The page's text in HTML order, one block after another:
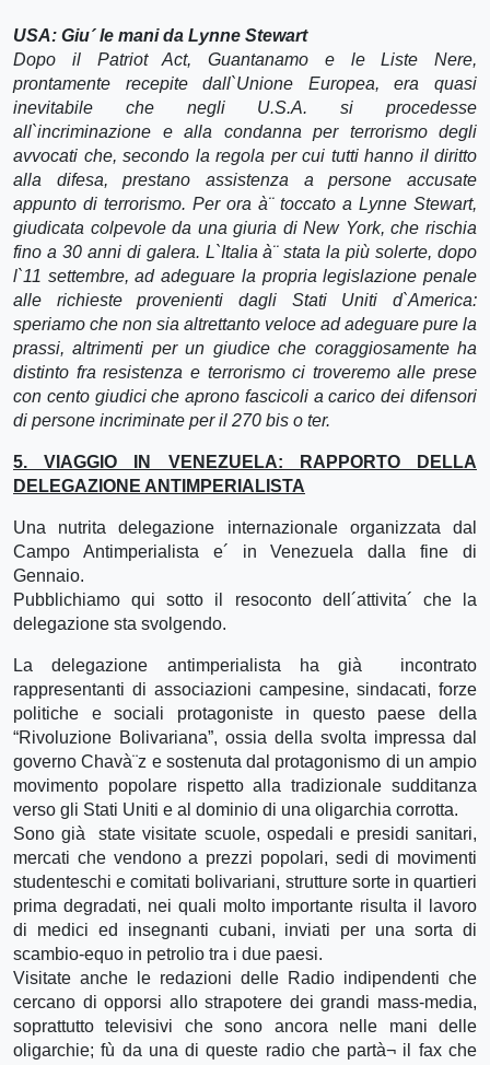
USA: Giu´ le mani da Lynne Stewart
Dopo il Patriot Act, Guantanamo e le Liste Nere,
prontamente recepite dall`Unione Europea, era quasi
inevitabile che negli U.S.A. si procedesse
all`incriminazione e alla condanna per terrorismo degli
avvocati che, secondo la regola per cui tutti hanno il diritto
alla difesa, prestano assistenza a persone accusate
appunto di terrorismo. Per ora à¨ toccato a Lynne Stewart,
giudicata colpevole da una giuria di New York, che rischia
fino a 30 anni di galera. L`Italia à¨ stata la più solerte, dopo
l`11 settembre, ad adeguare la propria legislazione penale
alle richieste provenienti dagli Stati Uniti d`America:
speriamo che non sia altrettanto veloce ad adeguare pure la
prassi, altrimenti per un giudice che coraggiosamente ha
distinto fra resistenza e terrorismo ci troveremo alle prese
con cento giudici che aprono fascicoli a carico dei difensori
di persone incriminate per il 270 bis o ter.
5. VIAGGIO IN VENEZUELA: RAPPORTO DELLA
DELEGAZIONE ANTIMPERIALISTA
Una nutrita delegazione internazionale organizzata dal
Campo Antimperialista e´ in Venezuela dalla fine di
Gennaio.
Pubblichiamo qui sotto il resoconto dell´attivita´ che la
delegazione sta svolgendo.
La delegazione antimperialista ha già incontrato
rappresentanti di associazioni campesine, sindacati, forze
politiche e sociali protagoniste in questo paese della
“Rivoluzione Bolivariana”, ossia della svolta impressa dal
governo Chavà¨z e sostenuta dal protagonismo di un ampio
movimento popolare rispetto alla tradizionale sudditanza
verso gli Stati Uniti e al dominio di una oligarchia corrotta.
Sono già state visitate scuole, ospedali e presidi sanitari,
mercati che vendono a prezzi popolari, sedi di movimenti
studenteschi e comitati bolivariani, strutture sorte in quartieri
prima degradati, nei quali molto importante risulta il lavoro
di medici ed insegnanti cubani, inviati per una sorta di
scambio-equo in petrolio tra i due paesi.
Visitate anche le redazioni delle Radio indipendenti che
cercano di opporsi allo strapotere dei grandi mass-media,
soprattutto televisivi che sono ancora nelle mani delle
oligarchie; fù da una di queste radio che partà¬ il fax che